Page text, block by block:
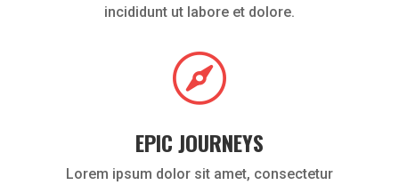
incididunt ut labore et dolore.

EPIC JOURNEYS
Lorem ipsum dolor sit amet, consectetur